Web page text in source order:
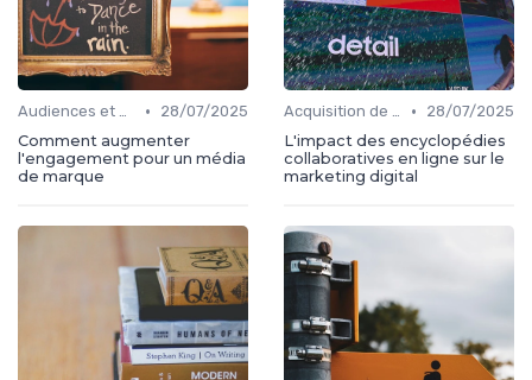
Audiences et engagement •
28/07/2025
Comment augmenter
l'engagement pour un média
de marque
Acquisition de médias •
28/07/2025
L'impact des encyclopédies
collaboratives en ligne sur le
marketing digital